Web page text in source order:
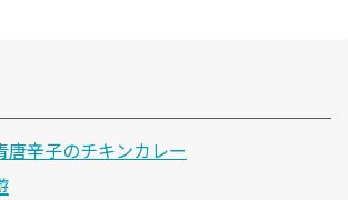
唐辛子のチキンカレー